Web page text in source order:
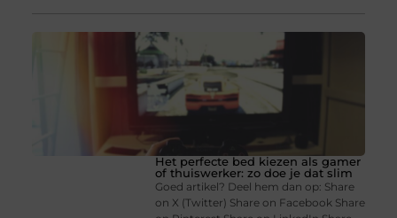
Het perfecte bed kiezen als gamer
of thuiswerker: zo doe je dat slim
Goed artikel? Deel hem dan op: Share
on X (Twitter) Share on Facebook Share